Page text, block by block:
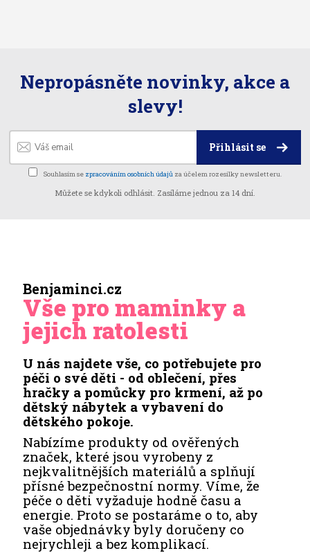
Nepropásněte novinky, akce a
slevy!
Přihlásit se
Souhlasím se zpracováním osobních údajů za účelem rozesílky newsletteru.
Můžete se kdykoli odhlásit. Zasíláme jednou za 14 dní.
Benjaminci.cz
Vše pro maminky a
jejich ratolesti
U nás najdete vše, co potřebujete pro
péči o své děti - od oblečení, přes
hračky a pomůcky pro krmení, až po
dětský nábytek a vybavení do
dětského pokoje.
Nabízíme produkty od ověřených
značek, které jsou vyrobeny z
nejkvalitnějších materiálů a splňují
přísné bezpečnostní normy. Víme, že
péče o děti vyžaduje hodně času a
energie. Proto se postaráme o to, aby
vaše objednávky byly doručeny co
nejrychleji a bez komplikací.